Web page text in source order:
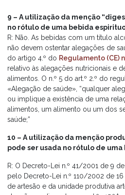
9 – A utilização da menção
no rótulo de uma bebida
R: Não. As bebidas com um título
não devem ostentar alegações de
do artigo 4.º do Regulamento (CE)
relativo às alegações nutricionais e
alimentos. O n.º 5 do art.º 2.º do
«Alegação de saúde», “qualquer
ou implique a existência de uma
alimentos, um alimento ou um dos
saúde;”
10 – A utilização da menção
pode ser usada no rótulo de
R: O Decreto-Lei n.º 41/2001 de 9
pelo Decreto-Lei n.º 110/2002 de
de artesão e da unidade produtiva